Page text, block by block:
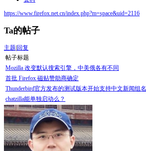
https://www.firefox.net.cn/index.php?m=space&uid=2116
Ta的帖子
主题 回复
帖子标题
Mozilla 改变默认搜索引擎，中美俄各有不同
首批 Firefox 磁贴赞助商确定
Thunderbird官方发布的测试版本开始支持中文新闻组名
chatzilla能单独启动么？